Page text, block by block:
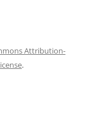
Attribution-
.